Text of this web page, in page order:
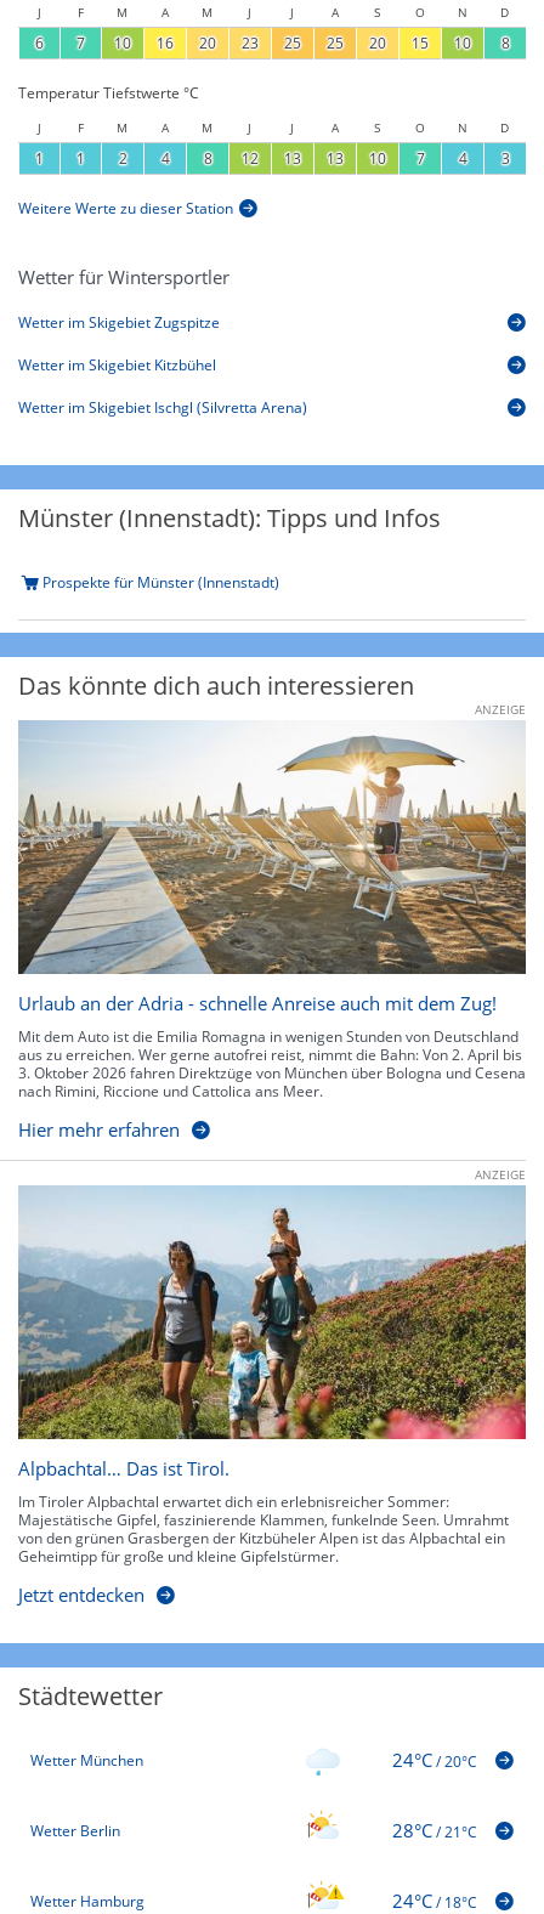
J F M A M J J A S O N D
6 7 10 16 20 23 25 25 20 15 10 8
Temperatur Tiefstwerte °C
J F M A M J J A S O N D
1 1 2 4 8 12 13 13 10 7 4 3
Weitere Werte zu dieser Station
Wetter für Wintersportler
Wetter im Skigebiet Zugspitze
Wetter im Skigebiet Kitzbühel
Wetter im Skigebiet Ischgl (Silvretta Arena)
Münster (Innenstadt): Tipps und Infos
Prospekte für Münster (Innenstadt)
Das könnte dich auch interessieren
ANZEIGE
Urlaub an der Adria - schnelle Anreise auch mit dem Zug!
Mit dem Auto ist die Emilia Romagna in wenigen Stunden von Deutschland
aus zu erreichen. Wer gerne autofrei reist, nimmt die Bahn: Von 2. April bis
3. Oktober 2026 fahren Direktzüge von München über Bologna und Cesena
nach Rimini, Riccione und Cattolica ans Meer.
Hier mehr erfahren
ANZEIGE
Alpbachtal… Das ist Tirol.
Im Tiroler Alpbachtal erwartet dich ein erlebnisreicher Sommer:
Majestätische Gipfel, faszinierende Klammen, funkelnde Seen. Umrahmt
von den grünen Grasbergen der Kitzbüheler Alpen ist das Alpbachtal ein
Geheimtipp für große und kleine Gipfelstürmer.
Jetzt entdecken
Städtewetter
Wetter München 24°C/20°C
Wetter Berlin 28°C/21°C
Wetter Hamburg 24°C/18°C